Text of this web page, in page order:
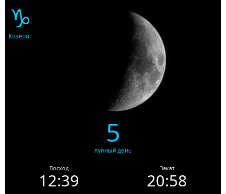
♑
Козерог
5
лунный день
Восход
12:39
Закат
20:58